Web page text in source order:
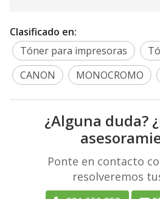
Clasificado en:
Tóner para impresoras
CANON
MONOCROMO
¿Alguna duda?
Ponte en contacto
resolveremos